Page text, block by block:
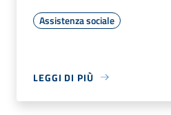
Assistenza sociale
LEGGI DI PIÙ